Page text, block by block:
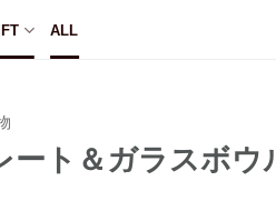
ALL
ート＆ガラスボウ